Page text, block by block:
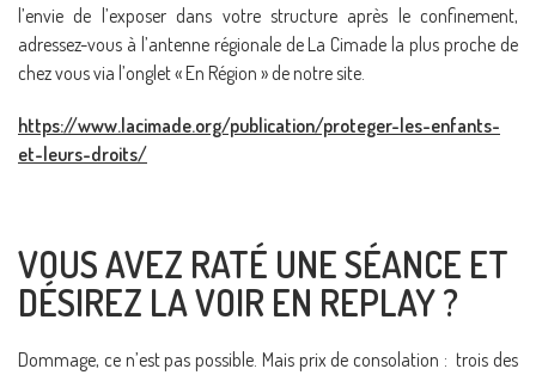
l’envie de l’exposer dans votre structure après le confinement,
adressez-vous à l’antenne régionale de La Cimade la plus proche de
chez vous via l’onglet « En Région » de notre site.
https://www.lacimade.org/publication/proteger-les-enfants-
et-leurs-droits/
VOUS AVEZ RATÉ UNE SÉANCE ET
DÉSIREZ LA VOIR EN REPLAY ?
Dommage, ce n’est pas possible. Mais prix de consolation : trois des